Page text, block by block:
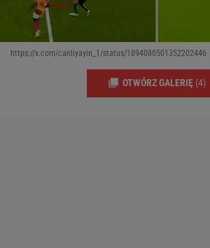
https://x.com/canliyayin_1/status/1894080501352202446
OTWÓRZ GALERIĘ (4)